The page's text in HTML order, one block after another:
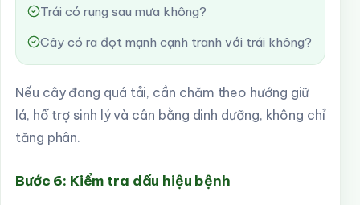
Trái có rụng sau mưa không?
Cây có ra đọt mạnh cạnh tranh với trái không?
Nếu cây đang quá tải, cần chăm theo hướng giữ
lá, hỗ trợ sinh lý và cân bằng dinh dưỡng, không chỉ
tăng phân.
Bước 6: Kiểm tra dấu hiệu bệnh